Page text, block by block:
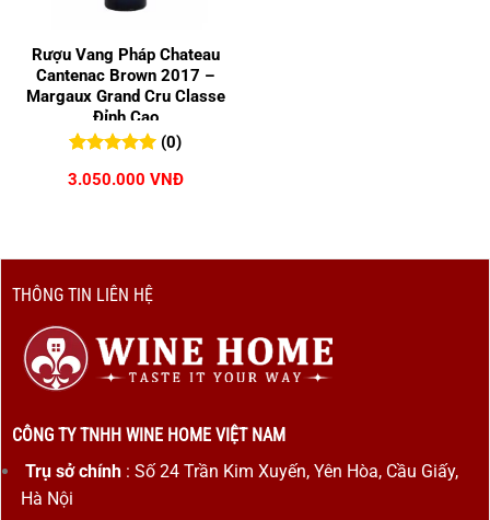
Rượu Vang Pháp Chateau
Cantenac Brown 2017 –
Margaux Grand Cru Classe
Đỉnh Cao
đánh giá
(0)
3.050.000 VNĐ
THÔNG TIN LIÊN HỆ
CÔNG TY TNHH WINE HOME VIỆT NAM
Trụ sở chính: Số 24 Trần Kim Xuyến, Yên Hòa, Cầu Giấy,
Hà Nội